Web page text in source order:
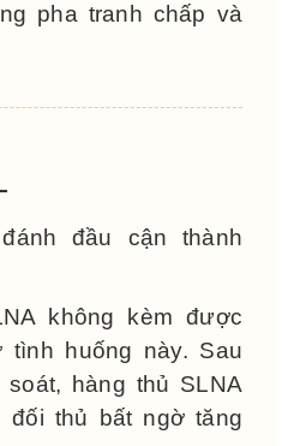
pha tranh chấp và
đầu cận thành
không kèm được
tình huống này. Sau
hàng thủ SLNA
đối thủ bất ngờ tăng